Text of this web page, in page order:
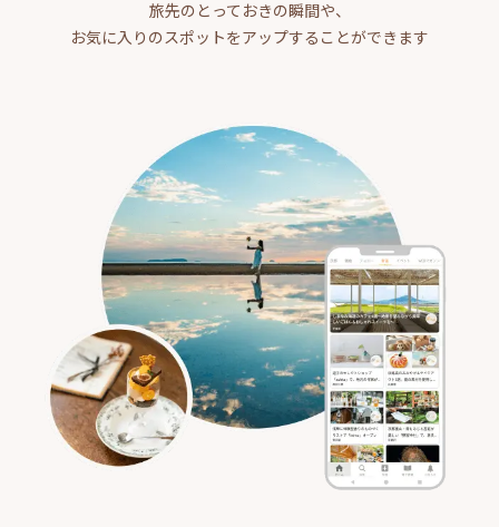
旅先のとっておきの瞬間や、
お気に入りのスポットをアップすることができます